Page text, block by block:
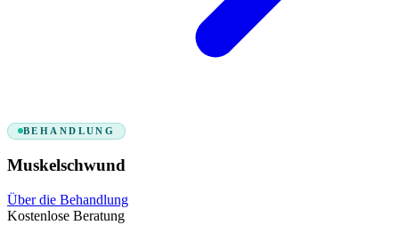
BEHANDLUNG
Muskelschwund
Über die Behandlung
Kostenlose Beratung